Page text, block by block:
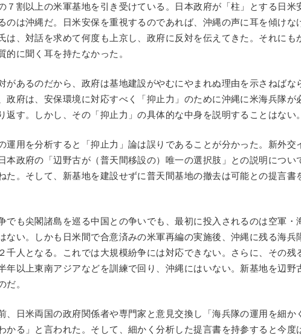
７割以上の米軍基地を引き受けている。日本政府が「柱」とする日米
のは沖縄だ。日米安保を重視するのであれば、沖縄の声に耳を傾けな
は、対話を求めて何度も上京し、政府に反対を伝えてきた。それにも
的に聞く耳を持たなかった。
があるのだから、政府は基地建設がやむにやまれぬ理由を示さねばな
政府は、安保環境に対応すべく「抑止力」のために沖縄に米海兵隊が
返す。しかし、その「抑止力」の具体的な中身を説明することはない。
運用を分析すると「抑止力」論は誤りであることが分かった。新外交
本政府の「辺野古が（普天間移設の）唯一の選択肢」との説明につい
た。そして、新基地を建設せずに普天間基地の撤去は可能との提言書
でも尖閣諸島を巡る中国との争いでも、最初に投入されるのは空軍・
ない。しかも日米間で合意済みの米軍再編の実施後、沖縄に残る海兵
千人となる。これでは大規模紛争には対応できない。さらに、その残
年以上東南アジアなどを訓練で回り、沖縄にはいない。新基地を辺野
だ。
、日米両国の政府関係者や専門家と意見交換し「海兵隊の運用を細か
かる」と言われた。そして、細かく分析した提言書を持参すると今度